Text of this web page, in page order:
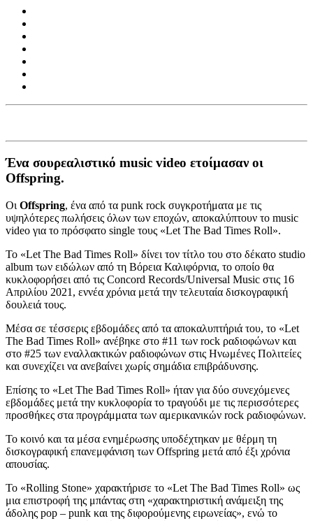
Ένα σουρεαλιστικό music video ετοίμασαν οι
Offspring.
Οι Offspring, ένα από τα punk rock συγκροτήματα με τις
υψηλότερες πωλήσεις όλων των εποχών, αποκαλύπτουν το music
video για το πρόσφατο single τους «Let The Bad Times Roll».
Το «Let The Bad Times Roll» δίνει τον τίτλο του στο δέκατο studio
album των ειδώλων από τη Βόρεια Καλιφόρνια, το οποίο θα
κυκλοφορήσει από τις Concord Records/Universal Music στις 16
Απριλίου 2021, εννέα χρόνια μετά την τελευταία δισκογραφική
δουλειά τους.
Μέσα σε τέσσερις εβδομάδες από τα αποκαλυπτήριά του, το «Let
The Bad Times Roll» ανέβηκε στο #11 των rock ραδιοφώνων και
στο #25 των εναλλακτικών ραδιοφώνων στις Ηνωμένες Πολιτείες
και συνεχίζει να ανεβαίνει χωρίς σημάδια επιβράδυνσης.
Επίσης το «Let The Bad Times Roll» ήταν για δύο συνεχόμενες
εβδομάδες μετά την κυκλοφορία το τραγούδι με τις περισσότερες
προσθήκες στα προγράμματα των αμερικανικών rock ραδιοφώνων.
Το κοινό και τα μέσα ενημέρωσης υποδέχτηκαν με θέρμη τη
δισκογραφική επανεμφάνιση των Offspring μετά από έξι χρόνια
απουσίας.
Το «Rolling Stone» χαρακτήρισε το «Let The Bad Times Roll» ως
μια επιστροφή της μπάντας στη «χαρακτηριστική ανάμειξη της
άδολης pop – punk και της διφορούμενης ειρωνείας», ενώ το